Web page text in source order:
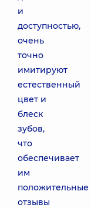
и
доступностью,
очень
точно
имитируют
естественный
цвет и
блеск
зубов,
что
обеспечивает
им
положительные
отзывы